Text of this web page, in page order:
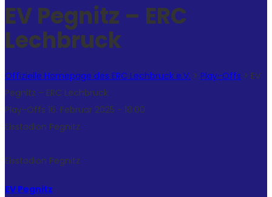
EV Pegnitz – ERC
Lechbruck
Offizielle Homepage des ERC Lechbruck e.V. > Play-Offs > EV
Pegnitz – ERC Lechbruck
Play-Offs 16. Februar 2025 - 18:00
Eisstadion Pegnitz
Eisstadion Pegnitz
EV Pegnitz